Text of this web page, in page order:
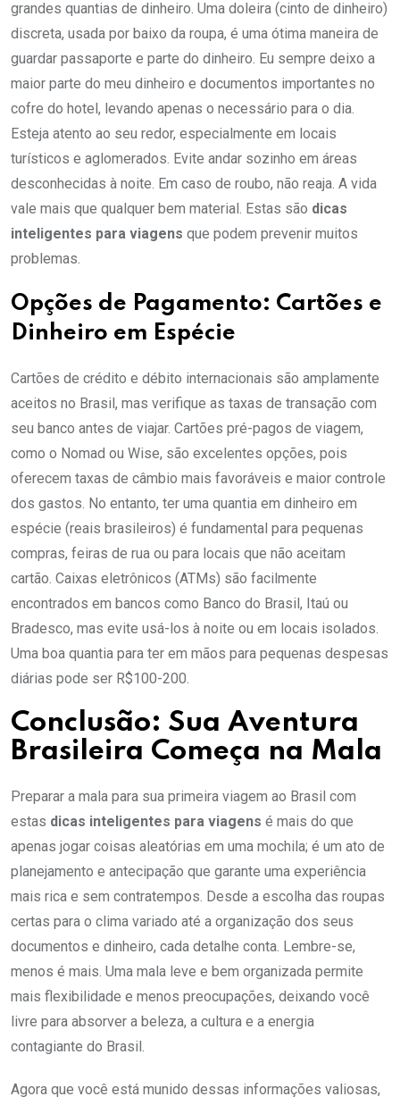
grandes quantias de dinheiro. Uma doleira (cinto de dinheiro)
discreta, usada por baixo da roupa, é uma ótima maneira de
guardar passaporte e parte do dinheiro. Eu sempre deixo a
maior parte do meu dinheiro e documentos importantes no
cofre do hotel, levando apenas o necessário para o dia.
Esteja atento ao seu redor, especialmente em locais
turísticos e aglomerados. Evite andar sozinho em áreas
desconhecidas à noite. Em caso de roubo, não reaja. A vida
vale mais que qualquer bem material. Estas são dicas
inteligentes para viagens que podem prevenir muitos
problemas.
Opções de Pagamento: Cartões e
Dinheiro em Espécie
Cartões de crédito e débito internacionais são amplamente
aceitos no Brasil, mas verifique as taxas de transação com
seu banco antes de viajar. Cartões pré-pagos de viagem,
como o Nomad ou Wise, são excelentes opções, pois
oferecem taxas de câmbio mais favoráveis e maior controle
dos gastos. No entanto, ter uma quantia em dinheiro em
espécie (reais brasileiros) é fundamental para pequenas
compras, feiras de rua ou para locais que não aceitam
cartão. Caixas eletrônicos (ATMs) são facilmente
encontrados em bancos como Banco do Brasil, Itaú ou
Bradesco, mas evite usá-los à noite ou em locais isolados.
Uma boa quantia para ter em mãos para pequenas despesas
diárias pode ser R$100-200.
Conclusão: Sua Aventura
Brasileira Começa na Mala
Preparar a mala para sua primeira viagem ao Brasil com
estas dicas inteligentes para viagens é mais do que
apenas jogar coisas aleatórias em uma mochila; é um ato de
planejamento e antecipação que garante uma experiência
mais rica e sem contratempos. Desde a escolha das roupas
certas para o clima variado até a organização dos seus
documentos e dinheiro, cada detalhe conta. Lembre-se,
menos é mais. Uma mala leve e bem organizada permite
mais flexibilidade e menos preocupações, deixando você
livre para absorver a beleza, a cultura e a energia
contagiante do Brasil.
Agora que você está munido dessas informações valiosas,